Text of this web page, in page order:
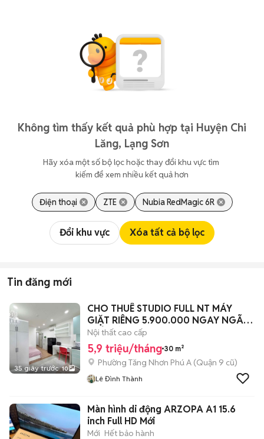
Không tìm thấy kết quả phù hợp tại Huyện Chi
Lăng, Lạng Sơn
Hãy xóa một số bộ lọc hoặc thay đổi khu vực tìm
kiếm để xem nhiều kết quả hơn
Điện thoại ZTE Nubia RedMagic 6R
Đổi khu vực Xóa tất cả bộ lọc
Tin đăng mới
35 giây trước 10
CHO THUÊ STUDIO FULL NT MÁY
GIẶT RIÊNG 5.900.000 NGAY NGÃ 4
THỦ ĐỨC
Nội thất cao cấp
5,9 triệu/tháng 30 m²
Phường Tăng Nhơn Phú A (Quận 9 cũ)
Lê Đình Thành
Màn hình di động ARZOPA A1 15.6
inch Full HD Mới
Mới Hết bảo hành